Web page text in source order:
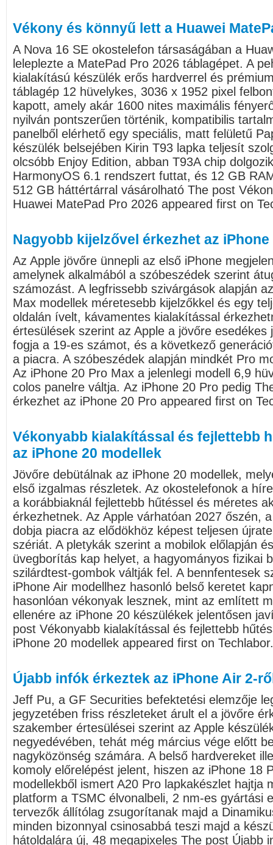
Vékony és könnyű lett a Huawei
A Nova 16 SE okostelefon társaságában a
leleplezte a MatePad Pro 2026 táblagépet. A
kialakítású készülék erős hardverrel és
táblagép 12 hüvelykes, 3036 x 1952 pixel
kapott, amely akár 1600 nites maximális
nyilván pontszerűen történik, kompatibilis
panelből elérhető egy speciális, matt felületű
készülék belsejében Kirin T93 lapka teljesít
olcsóbb Enjoy Edition, abban T93A chip
HarmonyOS 6.1 rendszert futtat, és 12 GB
512 GB háttértárral vásárolható The post
Huawei MatePad Pro 2026 appeared first on
Nagyobb kijelzővel érkezhet az iPhone
Az Apple jövőre ünnepli az első iPhone
amelynek alkalmából a szóbeszédek szerint
számozást. A legfrissebb szivárgások alapján
Max modellek méretesebb kijelzőkkel és egy
oldalán ívelt, kávamentes kialakítással
értesülések szerint az Apple a jövőre esedékes
fogja a 19-es számot, és a következő
a piacra. A szóbeszédek alapján mindkét Pro
Az iPhone 20 Pro Max a jelenlegi modell 6,9
colos panelre váltja. Az iPhone 20 Pro pedig
érkezhet az iPhone 20 Pro appeared first on
Vékonyabb kialakítással és fejlettebb
az iPhone 20 modellek
Jövőre debütálnak az iPhone 20 modellek,
első izgalmas részletek. Az okostelefonok a
a korábbiaknál fejlettebb hűtéssel és méretes
érkezhetnek. Az Apple várhatóan 2027 őszén,
dobja piacra az elődökhöz képest teljesen
szériát. A pletykák szerint a mobilok előlapján
üvegborítás kap helyet, a hagyományos fizikai
szilárdtest-gombok váltják fel. A bennfentesek
iPhone Air modellhez hasonló belső keretet
hasonlóan vékonyak lesznek, mint az említett
ellenére az iPhone 20 készülékek jelentősen
post Vékonyabb kialakítással és fejlettebb
iPhone 20 modellek appeared first on Techlabor.
Újabb infók érkeztek az iPhone Air 2-
Jeff Pu, a GF Securities befektetési elemzője
jegyzetében friss részleteket árult el a jövőre
szakember értesülései szerint az Apple
negyedévében, tehát még március vége előtt
nagyközönség számára. A belső hardvereket
komoly előrelépést jelent, hiszen az iPhone 18
modellekből ismert A20 Pro lapkakészlet hajtja
platform a TSMC élvonalbeli, 2 nm-es gyártási
tervezők állítólag zsugorítanak majd a
minden bizonnyal csinosabbá teszi majd a
hátoldalára új, 48 megapixeles The post Újabb